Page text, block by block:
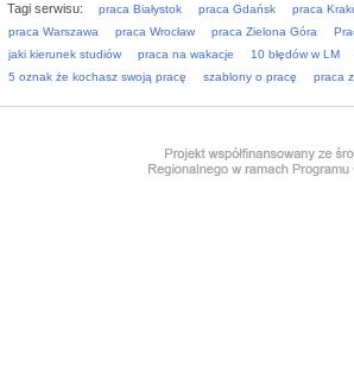
Tagi serwisu: praca Białystok praca Gdańsk praca
praca Warszawa
praca Wrocław praca Zielona Góra
jaki kierunek studiów
praca na wakacje 10 błędów w LM
5 oznak że kochasz swoją pracę
szablony o pracę praca